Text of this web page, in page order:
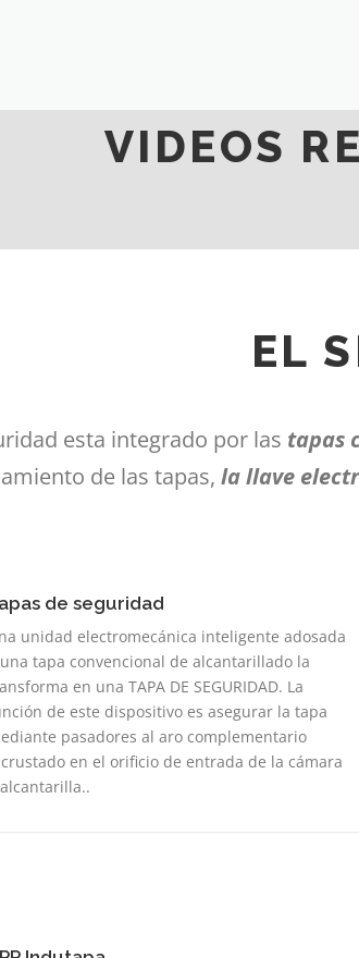
VIDEOS
EL
esta integrado por las tapas
de las tapas, la llave
de seguridad
unidad electromecánica inteligente adosada
tapa convencional de alcantarillado la
en una TAPA DE SEGURIDAD. La
de este dispositivo es asegurar la tapa
pasadores al aro complementario
en el orificio de entrada de la cámara